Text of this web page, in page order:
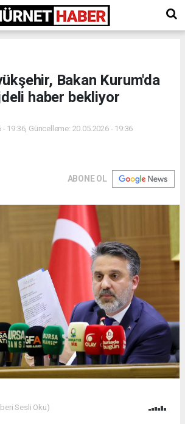
Bakan Kurum'da
haber bekliyor
- 19:36, Güncelleme: 20.05.2026 - 19:36
ABONE OL
Sesli Oku)